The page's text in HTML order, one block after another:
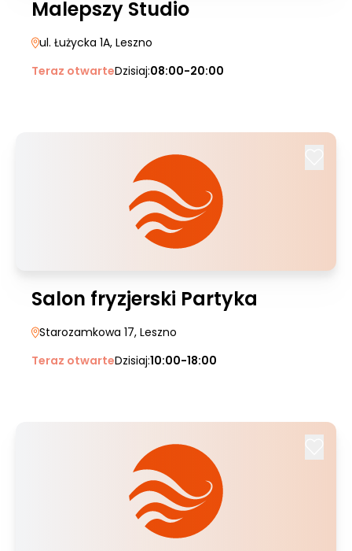
Malepszy Studio
ul. Łużycka 1A, Leszno
Teraz otwarteDzisiaj:08:00-20:00
Salon fryzjerski Partyka
Starozamkowa 17, Leszno
Teraz otwarteDzisiaj:10:00-18:00